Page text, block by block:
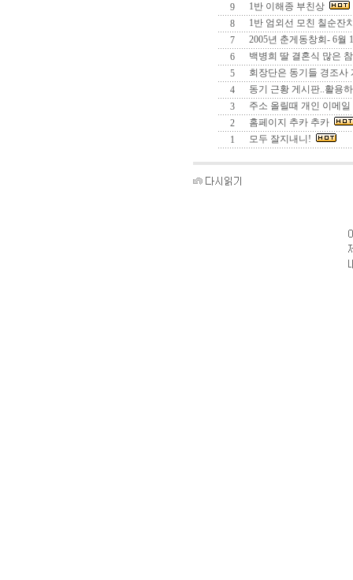
9
1반 이해종 부친상
8
1반 엄외선 모친 칠순잔
7
2005년 춘게동창회- 6월
6
백병희 딸 결혼식 많은
5
회장단은 동기들 경조
4
동기 근황 게시판..활용
3
주소 올릴때 개인 이메
2
홈페이지 추카 추카
1
모두 잘지내니!